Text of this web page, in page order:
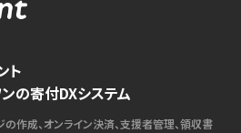
ト
の寄付DXシステム
作成、オンライン決済、支援者管理、領収書